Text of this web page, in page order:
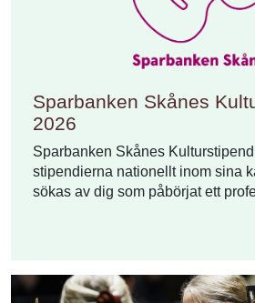
Sparbanken Skånes
2026
Sparbanken Skånes
stipendierna nationellt inom sina
sökas av dig som påbörjat ett